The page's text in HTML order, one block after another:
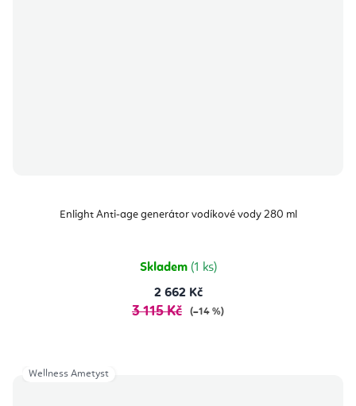
Enlight Anti-age generátor vodíkové vody 280 ml
Skladem (1 ks)
2 662 Kč
3 115 Kč (–14 %)
Wellness Ametyst